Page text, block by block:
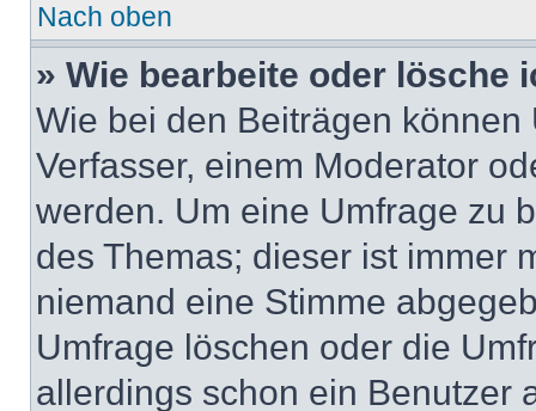
Nach oben
» Wie bearbeite oder lösche
Wie bei den Beiträgen
Verfasser, einem Moderator
werden. Um eine Umfrage zu
des Themas; dieser ist immer
niemand eine Stimme
Umfrage löschen oder die
allerdings schon ein Benutzer